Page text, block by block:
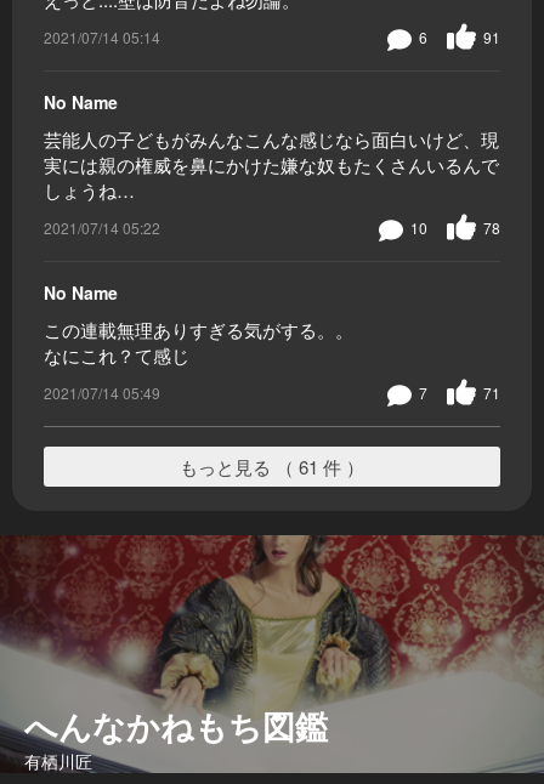
2021/07/14 05:14 91
6
No Name
芸能人の子どもがみんなこんな感じなら面白いけど、現
実には親の権威を鼻にかけた嫌な奴もたくさんいるんで
しょうね…
2021/07/14 05:22 78
10
No Name
この連載無理ありすぎる気がする。。
なにこれ？て感じ
2021/07/14 05:49 71
7
もっと見る （ 61 件 ）
へんなかねもち図鑑
有栖川匠